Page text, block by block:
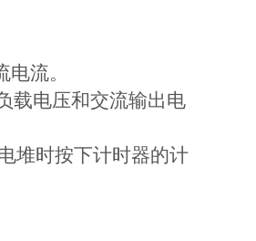
流。
载电压和交流输出电
堆时按下计时器的计